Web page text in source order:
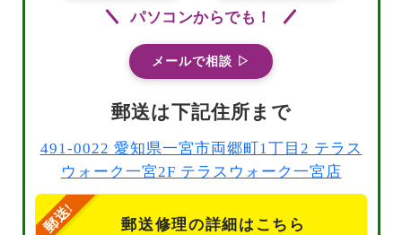
パソコンからでも！
メールで相談 ▷
郵送は下記住所まで
491-0022 愛知県一宮市両郷町1丁目2 テラス
ウォーク一宮2F テラスウォーク一宮店
郵送修理の詳細はこちら